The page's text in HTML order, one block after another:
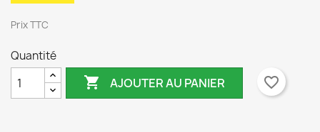
TTC
Quantité
 AJOUTER AU PANIER favorite_border